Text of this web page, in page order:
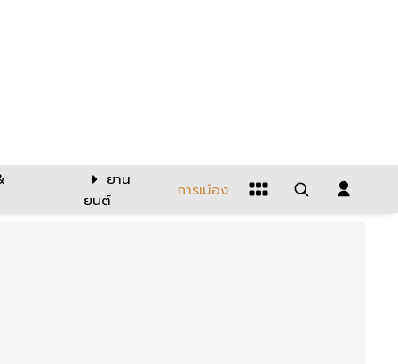
ยาน
ยนต์
การเมือง